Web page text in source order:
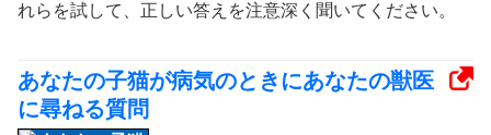
れらを試して、正しい答えを注意深く聞いてください。
あなたの子猫が病気のときにあなたの獣医
に尋ねる質問